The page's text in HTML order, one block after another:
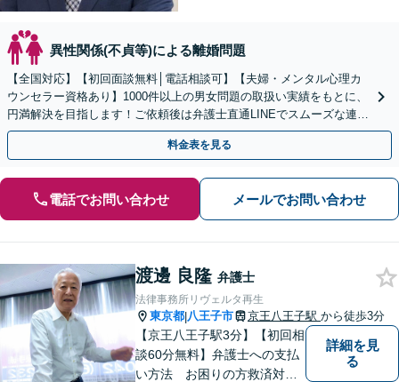
異性関係(不貞等)による離婚問題
【全国対応】【初回面談無料│電話相談可】【夫婦・メンタル心理カ
ウンセラー資格あり】1000件以上の男女問題の取扱い実績をもとに、
円満解決を目指します！ご依頼後は弁護士直通LINEでスムーズな連絡
も可能。セカンドオピニオンのご相談も承ります
料金表を見る
電話でお問い合わせ メールでお問い合わせ
渡邊 良隆 弁護士
法律事務所リヴェルタ再生
東京都|八王子市 京王八王子駅 から徒歩3分
【京王八王子駅3分】【初回相
談60分無料】弁護士への支払
い方法 お困りの方救済対応
詳細を見
る